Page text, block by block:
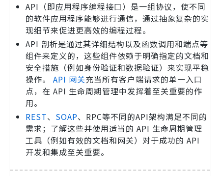
API（即应用程序编程接口）是一组协议，使不同
的软件应用程序能够进行通信，通过抽象复杂的实
现细节来促进更高效的编程过程。
API 剖析是通过其详细结构以及函数调用和端点等
组件来定义的，这些组件依赖于明确指定的文档和
安全措施（例如身份验证和数据验证）来实现平稳
操作。
API 网关充当所有客户端请求的单一入口
点，在 API 生命周期管理中发挥着至关重要的作
用。
REST、 SOAP、RPC等不同的API架构满足不同的
需求；了解这些并使用适当的 API 生命周期管理
工具（例如有效的文档和网关）对于成功的 API
开发和集成至关重要。